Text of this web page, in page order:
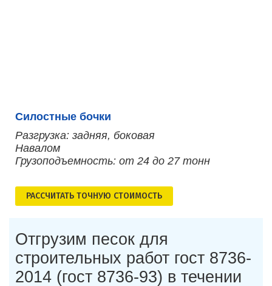
Силостные бочки
Разгрузка: задняя, боковая
Навалом
Грузоподъемность: от 24 до 27 тонн
РАСCЧИТАТЬ ТОЧНУЮ СТОИМОСТЬ
Отгрузим песок для
строительных работ гост 8736-
2014 (гост 8736-93) в течении